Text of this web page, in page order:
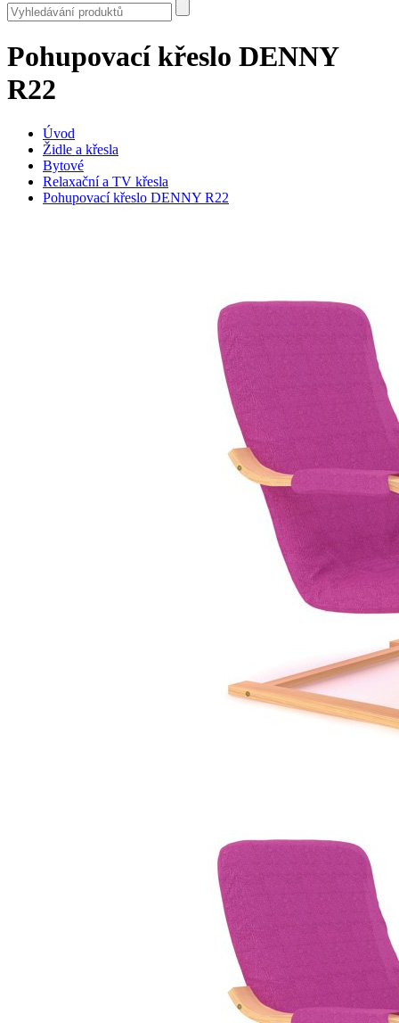
Pohupovací křeslo DENNY
R22
Úvod
Židle a křesla
Bytové
Relaxační a TV křesla
Pohupovací křeslo DENNY R22